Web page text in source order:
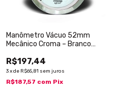
Manômetro Vácuo 52mm
Mecânico Croma – Branco
R$197,44
3xde R$65,81 sem juros
R$187,57 com Pix